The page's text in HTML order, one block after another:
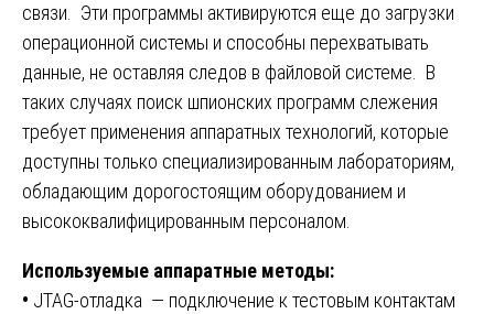
связи. Эти программы активируются еще до загрузки
операционной системы и способны перехватывать
данные, не оставляя следов в файловой системе. В
таких случаях поиск шпионских программ слежения
требует применения аппаратных технологий, которые
доступны только специализированным лабораториям,
обладающим дорогостоящим оборудованием и
высококвалифицированным персоналом.
Используемые аппаратные методы:
• JTAG-отладка — подключение к тестовым контактам